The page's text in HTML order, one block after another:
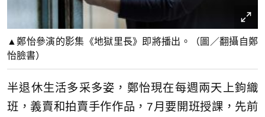
▲鄭怡參演的影集《地獄里長》即將播出。（圖／翻攝自鄭
怡臉書）
半退休生活多采多姿，鄭怡現在每週兩天上鉤織
班，義賣和拍賣手作作品，7月要開班授課，先前